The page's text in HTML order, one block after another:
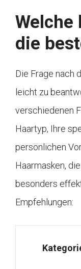
Welche
die
Die Frage nach
leicht zu
verschiedenen
Haartyp, Ihre
persönlichen
Haarmasken,
besonders
Empfehlungen: